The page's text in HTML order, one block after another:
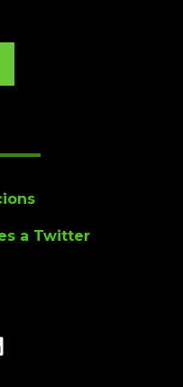
a Twitter